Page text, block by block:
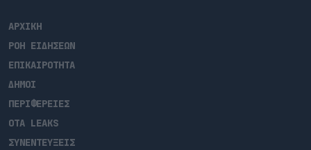
ΑΡΧΙΚΗ
ΡΟΗ ΕΙΔΗΣΕΩΝ
ΕΠΙΚΑΙΡΟΤΗΤΑ
ΔΗΜΟΙ
ΠΕΡΙΦΕΡΕΙΕΣ
OTA LEAKS
ΣΥΝΕΝΤΕΥΞΕΙΣ